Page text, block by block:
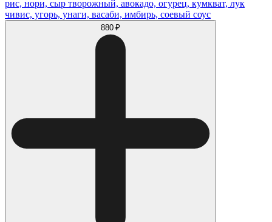
рис, нори, сыр творожный, авокадо, огурец, кумкват, лук
чивис, угорь, унаги, васаби, имбирь, соевый соус
880 ₽